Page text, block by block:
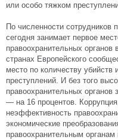
или особо тяжком
По численности сотрудников
сегодня занимает первое
правоохранительных
странах Европейского
место по количеству убийств
преступлений. И без того
правоохранительных
— на 16 процентов.
неэффективность
экономические
правоохранительным